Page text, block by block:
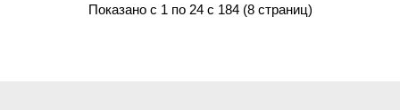
Показано с 1 по 24 с 184 (8 страниц)